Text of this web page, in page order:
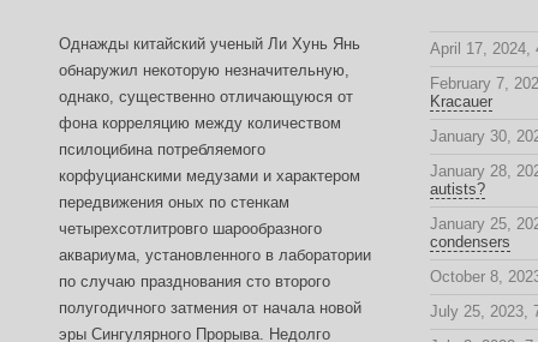
Однажды китайский ученый Ли Хунь Янь
обнаружил некоторую незначительную,
однако, существенно отличающуюся от
фона корреляцию между количеством
псилоцибина потребляемого
корфуцианскими медузами и характером
передвижения оных по стенкам
четырехсотлитровго шарообразного
аквариума, установленного в лаборатории
по случаю празднования сто второго
полугодичного затмения от начала новой
эры Сингулярного Прорыва. Недолго
April 17, 2024,
February 7,
Kracauer
January 30,
January 28,
autists?
January 25,
condensers
October 8,
July 25, 2023,